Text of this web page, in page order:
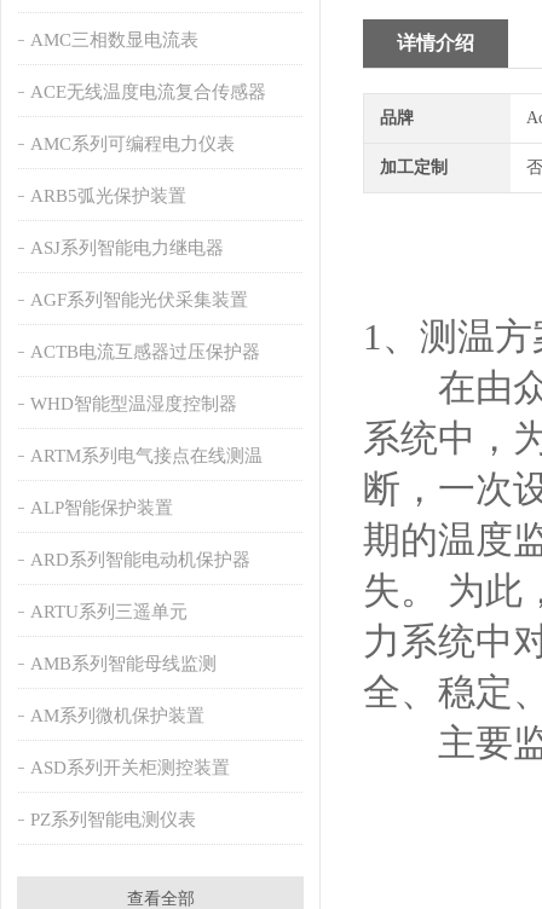
AMC三相数显电流表
ACE无线温度电流复合传感器
AMC系列可编程电力仪表
ARB5弧光保护装置
ASJ系列智能电力继电器
AGF系列智能光伏采集装置
ACTB电流互感器过压保护器
WHD智能型温湿度控制器
ARTM系列电气接点在线测温
ALP智能保护装置
ARD系列智能电动机保护器
ARTU系列三遥单元
AMB系列智能母线监测
AM系列微机保护装置
ASD系列开关柜测控装置
PZ系列智能电测仪表
查看全部
详情介绍
品牌
加工定制
1、测温方
在由众
系统中，
断，一次
期的温度
失。 为此
力系统中
全、稳定
主要监